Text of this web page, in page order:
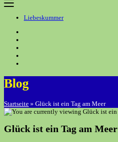
Liebeskummer
Blog
Startseite » Glück ist ein Tag am Meer
Glück ist ein Tag am Meer